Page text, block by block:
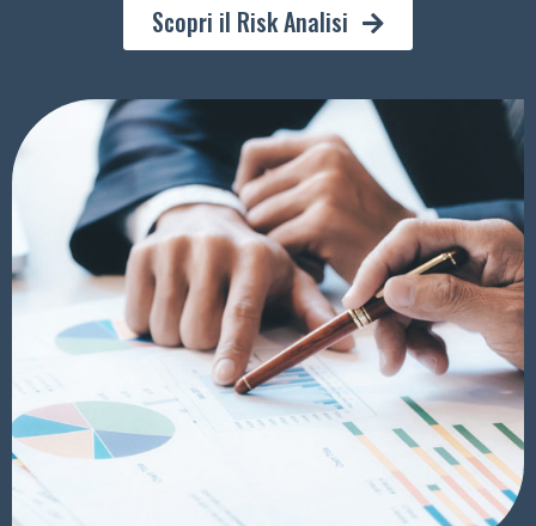
Scopri il Risk Analisi